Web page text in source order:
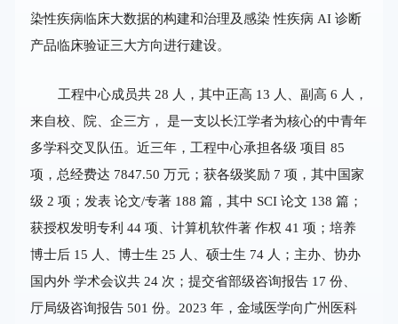
染性疾病临床大数据的构建和治理及感染 性疾病 AI 诊断
产品临床验证三大方向进行建设。
工程中心成员共 28 人，其中正高 13 人、副高 6 人，
来自校、院、企三方， 是一支以长江学者为核心的中青年
多学科交叉队伍。近三年，工程中心承担各级 项目 85
项，总经费达 7847.50 万元；获各级奖励 7 项，其中国家
级 2 项；发表 论文/专著 188 篇，其中 SCI 论文 138 篇；
获授权发明专利 44 项、计算机软件著 作权 41 项；培养
博士后 15 人、博士生 25 人、硕士生 74 人；主办、协办
国内外 学术会议共 24 次；提交省部级咨询报告 17 份、
厅局级咨询报告 501 份。2023 年，金域医学向广州医科